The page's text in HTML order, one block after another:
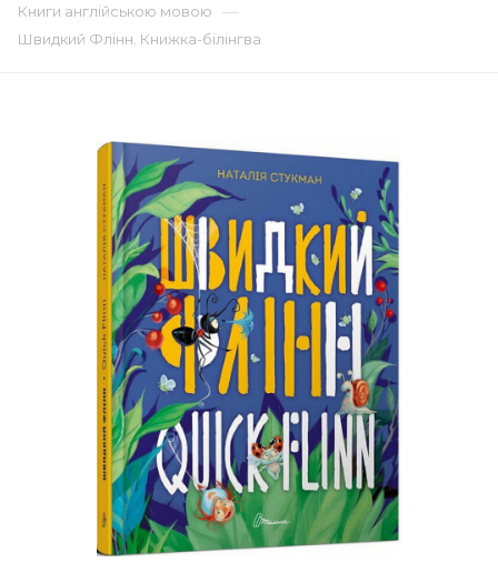
Книги англійською мовою —
Швидкий Флінн. Книжка-білінгва